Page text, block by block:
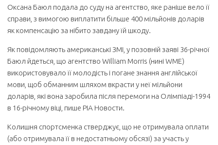
Оксана Баюл подала до суду на агентство, яке раніше вело її
справи, з вимогою виплатити більше 400 мільйонів доларів
як компенсацію за нібито завдану їй шкоду.
Як повідомляють американські ЗМІ, у позовній заяві 36-річної
Баюл йдеться, що агентство William Morris (нині WME)
використовувало її молодість і погане знання англійської
мови, щоб обманним шляхом вкрасти у неї мільйони
доларів, які вона заробила після перемоги на Олімпіаді-1994
в 16-річному віці, пише РІА Новости.
Колишня спортсменка стверджує, що не отримувала оплати
(або отримувала її в недостатньому обсязі) за участь у